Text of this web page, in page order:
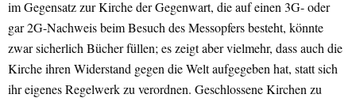
im Gegensatz zur Kirche der Gegenwart, die auf einen 3G- oder
gar 2G-Nachweis beim Besuch des Messopfers besteht, könnte
zwar sicherlich Bücher füllen; es zeigt aber vielmehr, dass auch die
Kirche ihren Widerstand gegen die Welt aufgegeben hat, statt sich
ihr eigenes Regelwerk zu verordnen. Geschlossene Kirchen zu